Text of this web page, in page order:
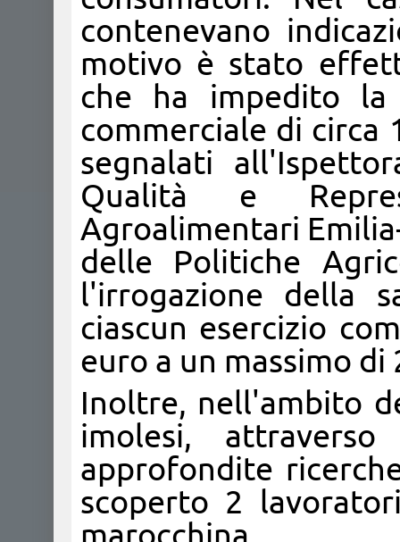
contenevano
motivo è stato
che ha impedito
commerciale di circa
segnalati
Qualità e
Agroalimentari
delle Politiche
l'irrogazione della
ciascun esercizio
euro a un massimo di
Inoltre, nell'ambito
imolesi,
approfondite
scoperto 2
marocchina. ​